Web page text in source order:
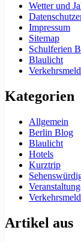
Wetter und
Impressum
Sitemap
Schulferien
Blaulicht
Kategorien
Allgemein
Berlin Blog
Blaulicht
Hotels
Kurztrip
Artikel aus